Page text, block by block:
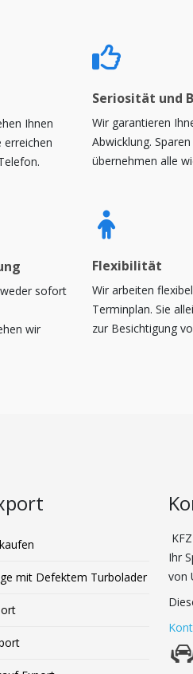
Ihnen
erreichen
sofort
wir
Seriosität und
Wir garantieren
Abwicklung.
übernehmen alle
Flexibilität
Wir arbeiten
Terminplan. Sie
zur Besichtigung
mit Defektem Turbolader
Ihr
von